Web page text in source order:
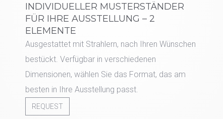
INDIVIDUELLER MUSTERSTÄNDER
FÜR IHRE AUSSTELLUNG – 2
ELEMENTE
Ausgestattet mit Strahlern, nach Ihren Wünschen
bestückt. Verfügbar in verschiedenen
Dimensionen, wählen Sie das Format, das am
besten in Ihre Ausstellung passt.
REQUEST